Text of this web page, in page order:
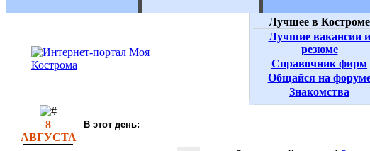
Лучшее в Костроме
Лучшие вакансии и
резюме
Справочник фирм
Общайся на
Знакомства
8
АВГУСТА
В этот день: